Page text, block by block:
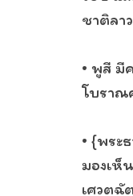
ชาติลา
• พูสี มี
โบราณ
• {พระ
มองเห็
เศวตฉั